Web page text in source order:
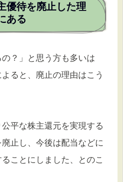
優待を廃止した理
ある
の？」と思う方も多いは
ると、廃止の理由はこう
平な株主還元を実現する
止し、今後は配当などに
ことにしました、とのこ